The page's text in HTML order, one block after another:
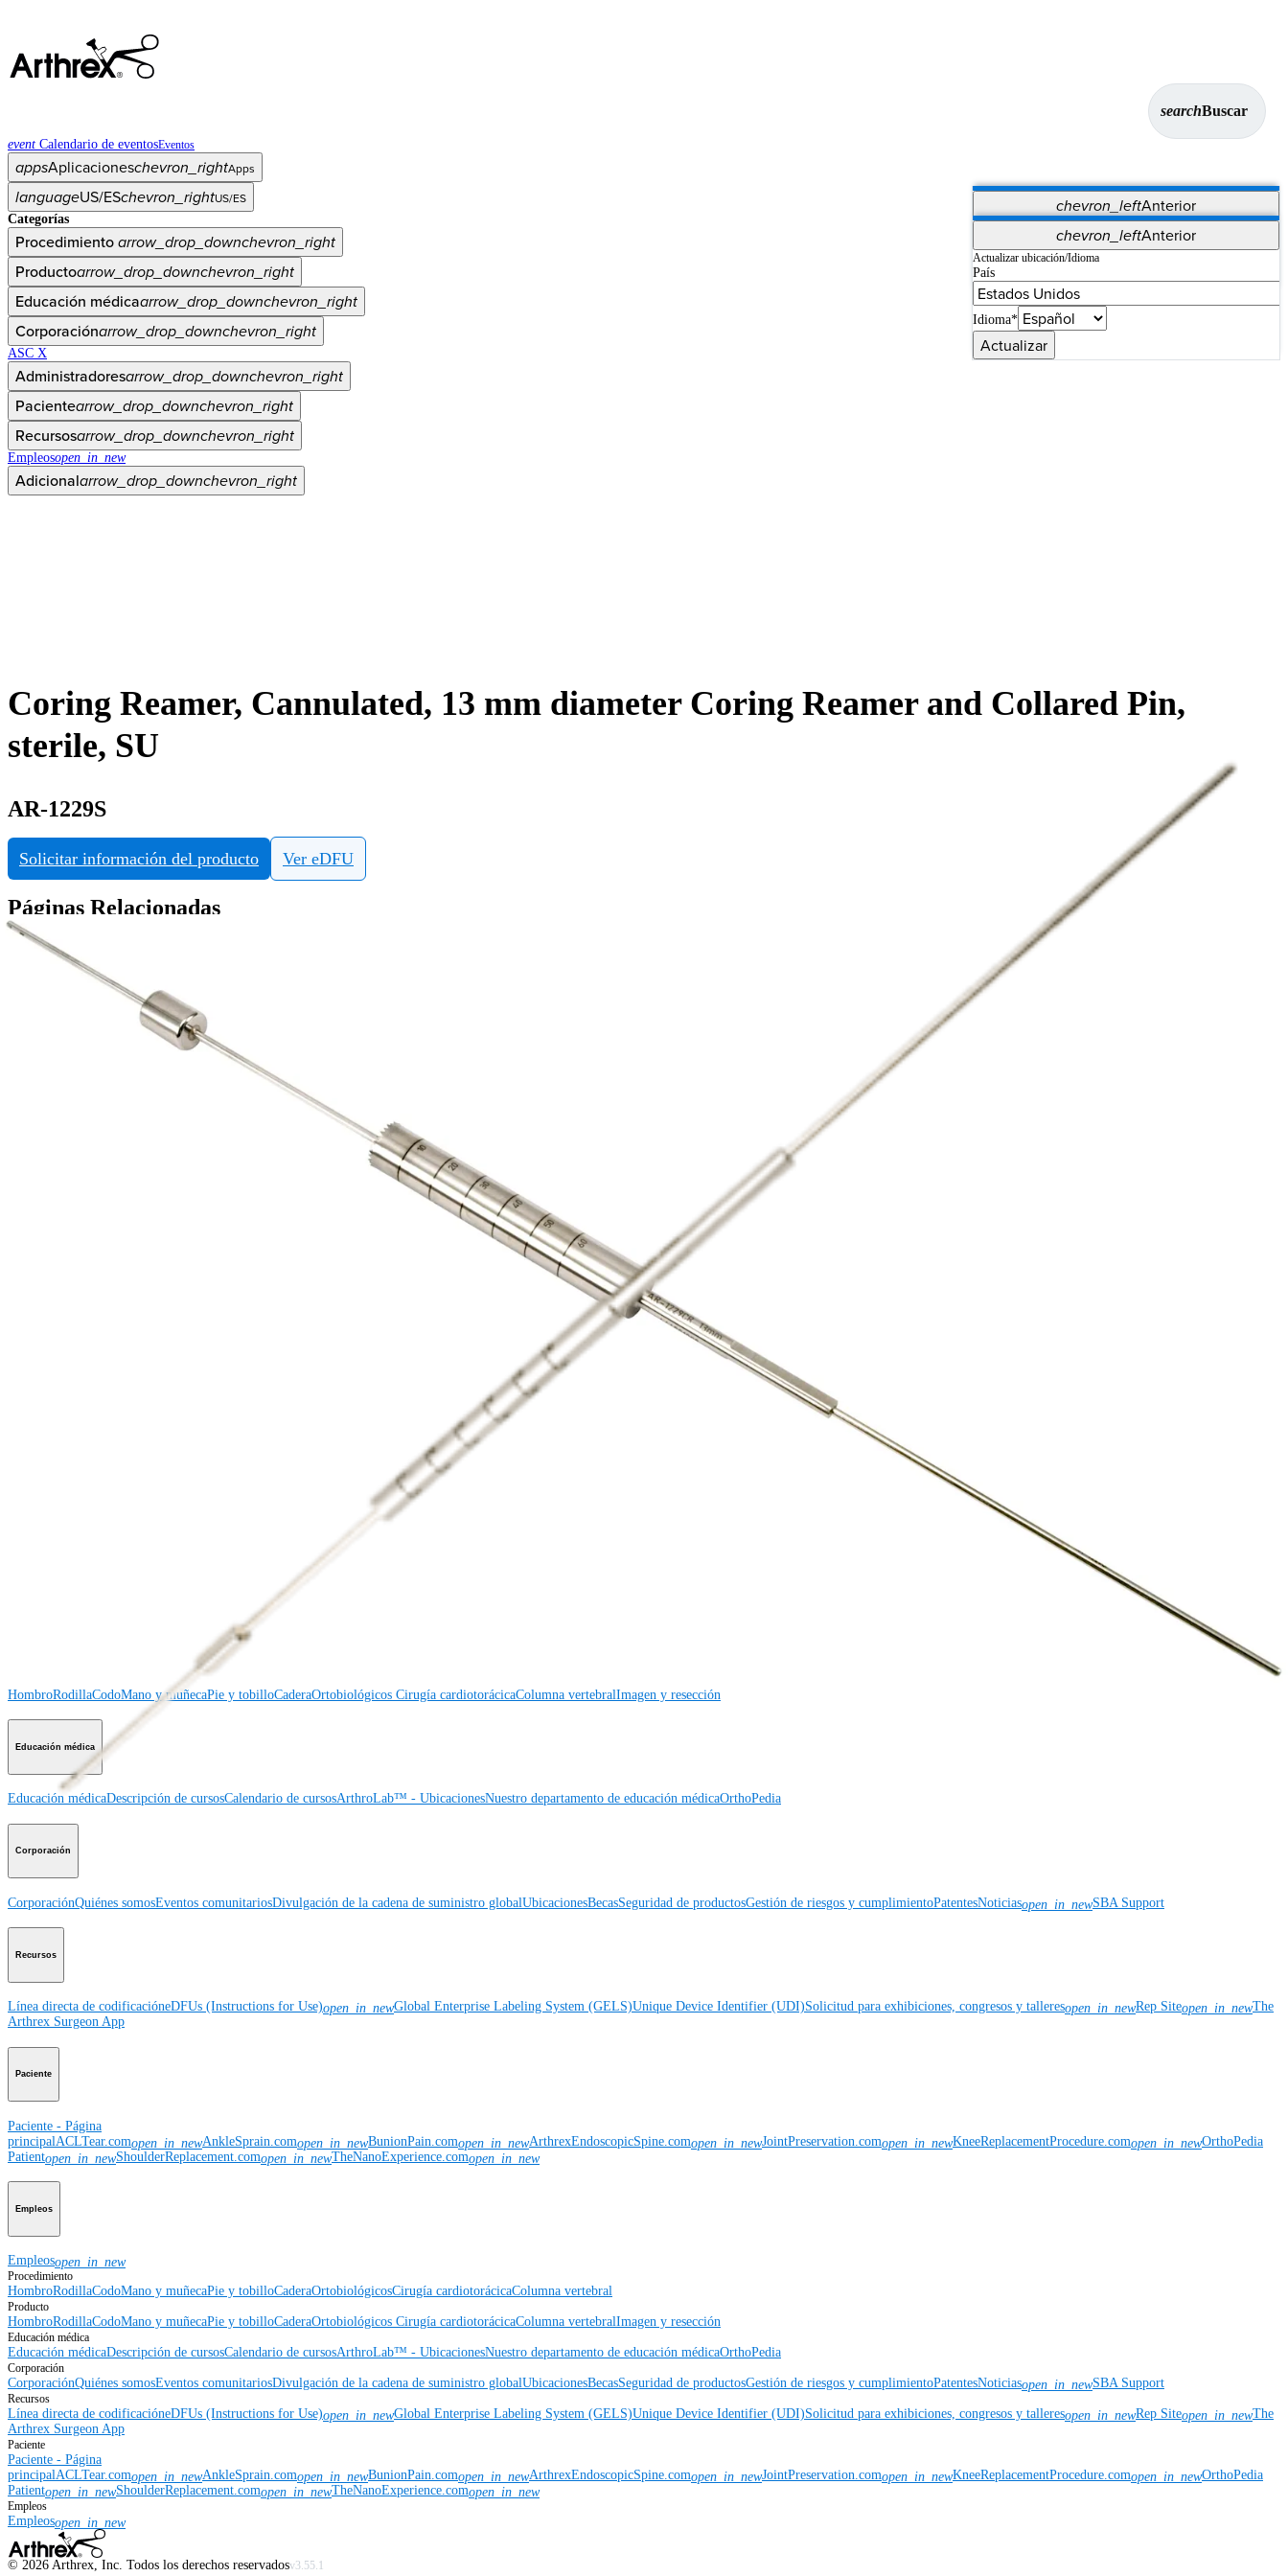
searchBuscar
event Calendario de eventosEventos
appsAplicacioneschevron_rightApps
chevron_leftAnterior
Vet Systems OrthoPedia Patient
Supplier Portal
Synergy Imaging & Resection
languageUS/ESchevron_rightUS/ES
chevron_leftAnterior
Actualizar ubicación/Idioma
País
Idioma*
Actualizar
Categorías
Procedimientoarrow_drop_downchevron_right
Productoarrow_drop_downchevron_right
Educación médicaarrow_drop_downchevron_right
Corporaciónarrow_drop_downchevron_right
ASC X
Administradoresarrow_drop_downchevron_right
Pacientearrow_drop_downchevron_right
Recursosarrow_drop_downchevron_right
Empleosopen_in_new
Adicionalarrow_drop_downchevron_right
Coring Reamer, Cannulated, 13 mm diameter Coring Reamer and Collared Pin,
sterile, SU
AR-1229S
Solicitar información del producto Ver eDFU
Páginas Relacionadas
Cadera
HombroRodillaCodoMano y muñecaPie y tobilloCaderaOrtobiológicos Cirugía cardiotorácicaColumna vertebralImagen y resección
Educación médica
Educación médicaDescripción de cursosCalendario de cursosArthroLab™ - UbicacionesNuestro departamento de educación médicaOrthoPedia
Corporación
CorporaciónQuiénes somosEventos comunitariosDivulgación de la cadena de suministro globalUbicacionesBecasSeguridad de productosGestión de riesgos y cumplimientoPatentesNoticiasopen_in_newSBA Support
Recursos
Línea directa de codificacióneDFUs (Instructions for Use)open_in_newGlobal Enterprise Labeling System (GELS)Unique Device Identifier (UDI)Solicitud para exhibiciones, congresos y talleresopen_in_newRep Siteopen_in_newThe
Arthrex Surgeon App
Paciente
Paciente - Página
principalACLTear.comopen_in_newAnkleSprain.comopen_in_newBunionPain.comopen_in_newArthrexEndoscopicSpine.comopen_in_newJointPreservation.comopen_in_newKneeReplacementProcedure.comopen_in_newOrthoPedia
Patientopen_in_newShoulderReplacement.comopen_in_newTheNanoExperience.comopen_in_new
Empleos
Empleosopen_in_new
Procedimiento
HombroRodillaCodoMano y muñecaPie y tobilloCaderaOrtobiológicosCirugía cardiotorácicaColumna vertebral
Producto
HombroRodillaCodoMano y muñecaPie y tobilloCaderaOrtobiológicos Cirugía cardiotorácicaColumna vertebralImagen y resección
Educación médica
Educación médicaDescripción de cursosCalendario de cursosArthroLab™ - UbicacionesNuestro departamento de educación médicaOrthoPedia
Corporación
CorporaciónQuiénes somosEventos comunitariosDivulgación de la cadena de suministro globalUbicacionesBecasSeguridad de productosGestión de riesgos y cumplimientoPatentesNoticiasopen_in_newSBA Support
Recursos
Línea directa de codificacióneDFUs (Instructions for Use)open_in_newGlobal Enterprise Labeling System (GELS)Unique Device Identifier (UDI)Solicitud para exhibiciones, congresos y talleresopen_in_newRep Siteopen_in_newThe
Arthrex Surgeon App
Paciente
Paciente - Página
principalACLTear.comopen_in_newAnkleSprain.comopen_in_newBunionPain.comopen_in_newArthrexEndoscopicSpine.comopen_in_newJointPreservation.comopen_in_newKneeReplacementProcedure.comopen_in_newOrthoPedia
Patientopen_in_newShoulderReplacement.comopen_in_newTheNanoExperience.comopen_in_new
Empleos
Empleosopen_in_new
© 2026 Arthrex, Inc. Todos los derechos reservadosv3.55.1